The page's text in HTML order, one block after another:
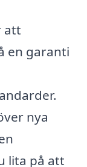
att
en garanti
nya
lita på att